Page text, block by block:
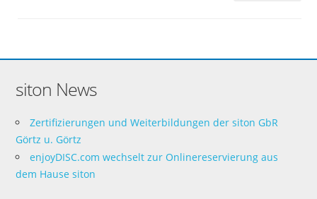
siton News
Zertifizierungen und Weiterbildungen der siton GbR
Görtz u. Görtz
enjoyDISC.com wechselt zur Onlinereservierung aus
dem Hause siton